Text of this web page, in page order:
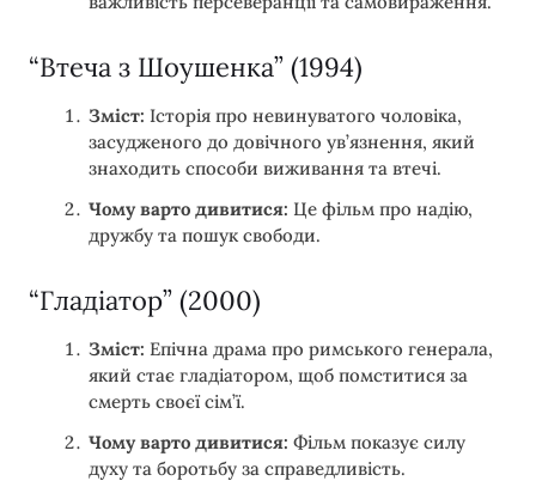
“Втеча з Шоушенка” (1994)
Зміст: Історія про невинуватого чоловіка,
засудженого до довічного ув’язнення, який
знаходить способи виживання та втечі.
Чому варто дивитися: Це фільм про надію,
дружбу та пошук свободи.
“Гладіатор” (2000)
Зміст: Епічна драма про римського генерала,
який стає гладіатором, щоб помститися за
смерть своєї сім’ї.
Чому варто дивитися: Фільм показує силу
духу та боротьбу за справедливість.